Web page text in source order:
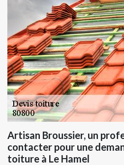
Artisan Broussier, un
contacter pour une
toiture à Le Hamel